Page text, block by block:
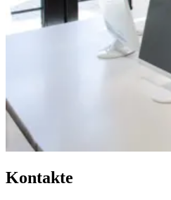
Kontakte